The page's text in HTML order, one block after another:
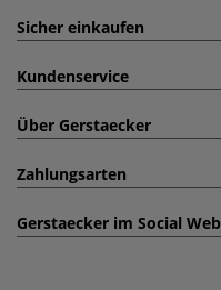
Sicher einkaufen
Kundenservice
Über Gerstaecker
Zahlungsarten
Gerstaecker im Social Web